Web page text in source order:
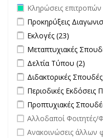
Remove Κληρώσεις
Κληρώσεις επιτροπών
Apply Προκηρύξεις
Προκηρύξεις
Apply Εκλογές filter
Εκλογές (23)
Apply Μεταπτυχιακές
Μεταπτυχιακές
Apply Δελτία Τύπου
Δελτία Τύπου (2)
Apply Διδακτορικές
Διδακτορικές
Apply Περιοδικές
Περιοδικές Εκδόσεις
Apply Προπτυχιακές
Προπτυχιακές
undefined
Αλλοδαποί Φοιτητές/
undefined
Ανακοινώσεις άλλων